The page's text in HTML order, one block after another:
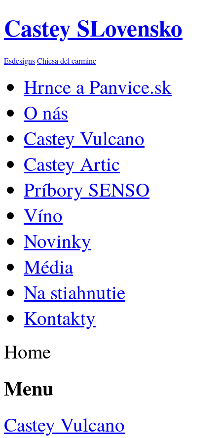
Castey SLovensko
EsdesignsChiesa del carmine
Hrnce a Panvice.sk
O nás
Castey Vulcano
Castey Artic
Príbory SENSO
Víno
Novinky
Média
Na stiahnutie
Kontakty
Home
Menu
Castey Vulcano